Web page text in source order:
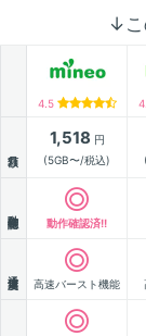
↓こ
4.5
1,518 円
(5GB〜/税込)
動作確認済!!
高速バースト機能